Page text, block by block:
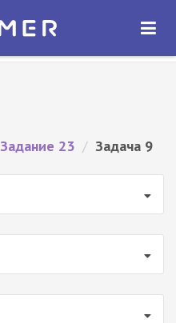
ОТКРЫТЬ
Задание 23 / Задача 9